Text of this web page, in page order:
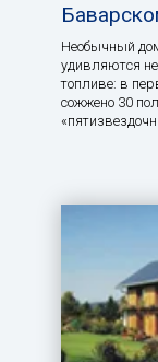
Необычный
удивляются
топливе: в
сожжено 30